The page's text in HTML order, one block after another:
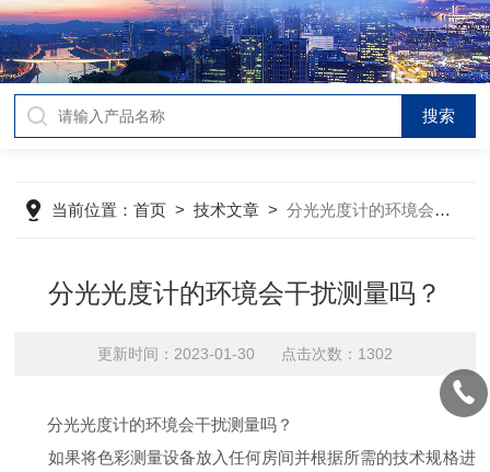
当前位置：首页 >技术文章 >分光光度计的环境会干扰测量吗？
分光光度计的环境会干扰测量吗？
更新时间：2023-01-30 点击次数：1302
分光光度计的环境会干扰测量吗？
如果将色彩测量设备放入任何房间并根据所需的技术规格进